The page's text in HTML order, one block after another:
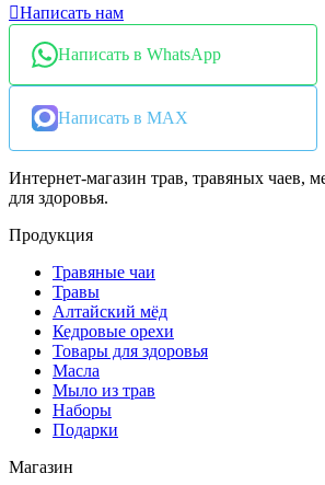
Написать нам
Написать в WhatsApp
Написать в MAX
Интернет-магазин трав, травяных чаев,
для здоровья.
Продукция
Травяные чаи
Травы
Алтайский мёд
Кедровые орехи
Товары для здоровья
Масла
Мыло из трав
Наборы
Подарки
Магазин